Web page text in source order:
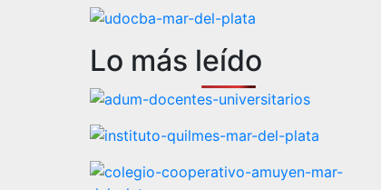
Lo más leído